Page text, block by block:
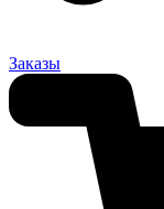
Заказы